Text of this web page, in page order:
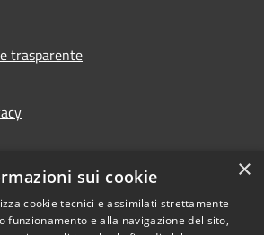
trasparente
×
sui cookie
cookie tecnici e assimilati strettamente
funzionamento e alla navigazione del sito,